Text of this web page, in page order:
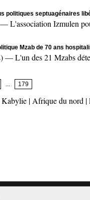
politiques septuagénaires
Izmulen
Mzab de 70 ans
L'un des 21 Mzabs
179
Kabylie | Afrique du nord |